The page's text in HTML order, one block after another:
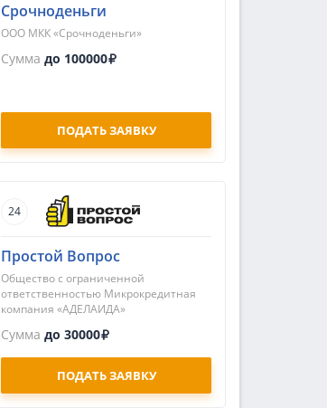
Срочноденьги
ООО МКК «Срочноденьги»
Сумма до 100000
ПОДАТЬ ЗАЯВКУ
24
Простой Вопрос
Общество с ограниченной
ответственностью Микрокредитная
компания «АДЕЛАИДА»
Сумма до 30000
ПОДАТЬ ЗАЯВКУ